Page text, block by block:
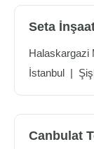
Seta
Halaskargazi
İstanbul |
Canbulat